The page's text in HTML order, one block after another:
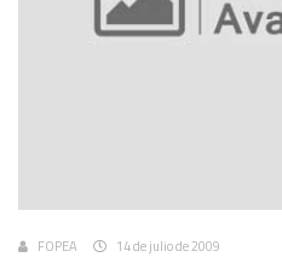
FOPEA 14 de julio de 2009